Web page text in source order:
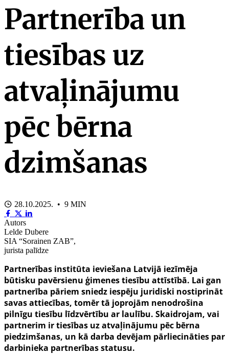
Partnerība un
tiesības uz
atvaļinājumu
pēc bērna
dzimšanas
28.10.2025. • 9 MIN
Autors
Lelde Dubere
SIA “Sorainen ZAB”,
jurista palīdze
Partnerības institūta ieviešana Latvijā iezīmēja
būtisku pavērsienu ģimenes tiesību attīstībā. Lai gan
partnerība pāriem sniedz iespēju juridiski nostiprināt
savas attiecības, tomēr tā joprojām nenodrošina
pilnīgu tiesību līdzvērtību ar laulību. Skaidrojam, vai
partnerim ir tiesības uz atvaļinājumu pēc bērna
piedzimšanas, un kā darba devējam pārliecināties par
darbinieka partnerības statusu.